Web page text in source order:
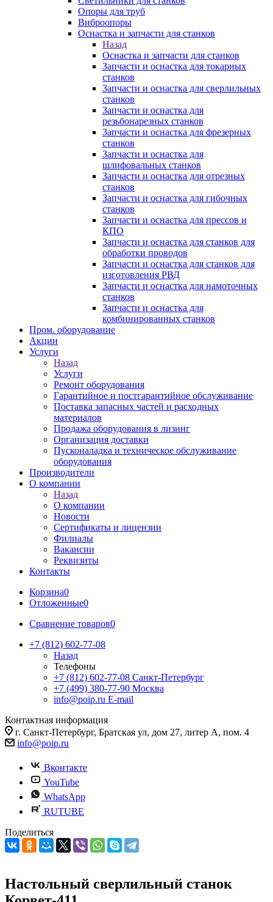
Опоры для труб
Виброопоры
Оснастка и запчасти для станков
Назад
Оснастка и запчасти для станков
Запчасти и оснастка для токарных
станков
Запчасти и оснастка для сверлильных
станков
Запчасти и оснастка для
резьбонарезных станков
Запчасти и оснастка для фрезерных
станков
Запчасти и оснастка для
шлифовальных станков
Запчасти и оснастка для отрезных
станков
Запчасти и оснастка для гибочных
станков
Запчасти и оснастка для прессов и
КПО
Запчасти и оснастка для станков для
обработки проводов
Запчасти и оснастка для станков для
изготовления РВД
Запчасти и оснастка для намоточных
станков
Запчасти и оснастка для
комбинированных станков
Пром. оборудование
Акции
Услуги
Назад
Услуги
Ремонт оборудования
Гарантийное и постгарантийное обслуживание
Поставка запасных частей и расходных
материалов
Продажа оборудования в лизинг
Организация доставки
Пусконаладка и техническое обслуживание
оборудования
Производители
О компании
Назад
О компании
Новости
Сертификаты и лицензии
Филиалы
Вакансии
Реквизиты
Контакты
Корзина0
Отложенные0
Сравнение товаров0
+7 (812) 602-77-08
Назад
Телефоны
+7 (812) 602-77-08 Санкт-Петербург
+7 (499) 380-77-90 Москва
info@poip.ru E-mail
Контактная информация
г. Санкт-Петербург, Братская ул, дом 27, литер А, пом. 4
info@poip.ru
Вконтакте
YouTube
WhatsApp
RUTUBE
Поделиться
Настольный сверлильный станок